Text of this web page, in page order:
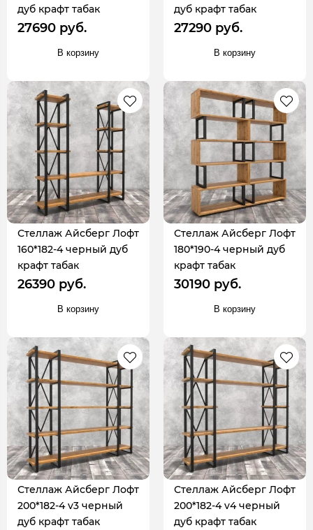
дуб крафт табак
27690 руб.
В корзину
дуб крафт табак
27290 руб.
В корзину
Стеллаж Айсберг Лофт
160*182-4 черный дуб
крафт табак
26390 руб.
В корзину
Стеллаж Айсберг Лофт
180*190-4 черный дуб
крафт табак
30190 руб.
В корзину
Стеллаж Айсберг Лофт
200*182-4 v3 черный
дуб крафт табак
Стеллаж Айсберг Лофт
200*182-4 v4 черный
дуб крафт табак